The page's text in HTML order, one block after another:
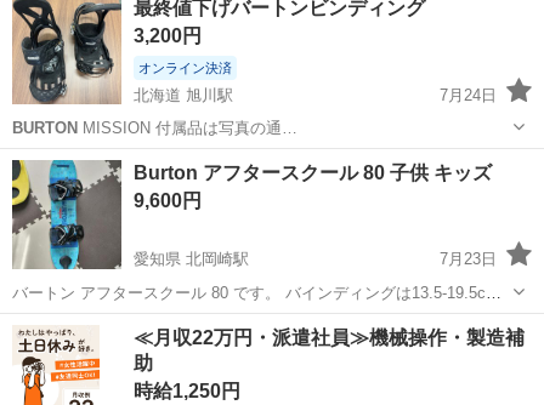
最終値下げバートンビンディング
3,200円
オンライン決済
北海道 旭川駅
7月24日
BURTON MISSION 付属品は写真の通…
北海道 旭川市 旭川駅 スノーボード
Burton アフタースクール 80 子供 キッズ
9,600円
愛知県 北岡崎駅
7月23日
バートン アフタースクール 80 です。 バインディングは13.5-19.5cm
対応です。 ボードのがソール面がかなり傷みありますので、ご理解く
ださい。 子供が4歳の時に使っていたのですが、親が引っ張って遊ん
だり、緩斜面を...
愛知 岡崎市 北岡崎駅 スノーボード Burton
≪月収22万円・派遣社員≫機械操作・製造補
助
時給1,250円